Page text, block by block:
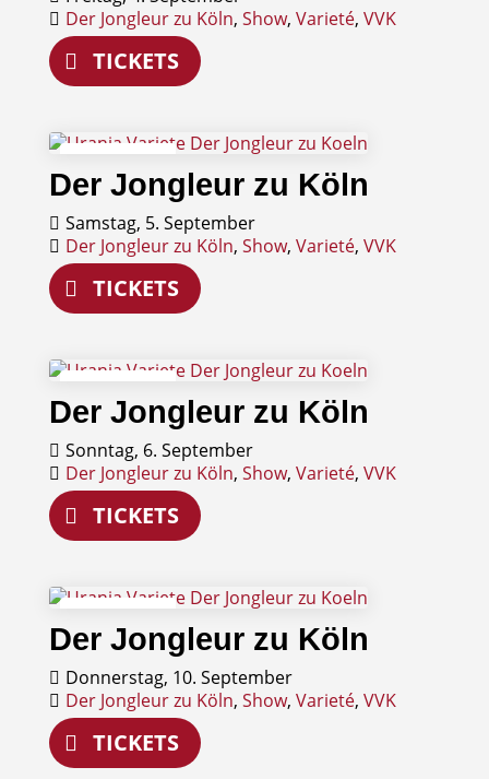
Der Jongleur zu Köln, Show, Varieté, VVK
TICKETS
05
September
Der Jongleur zu Köln
Samstag, 5. September
Der Jongleur zu Köln, Show, Varieté, VVK
TICKETS
06
September
Der Jongleur zu Köln
Sonntag, 6. September
Der Jongleur zu Köln, Show, Varieté, VVK
TICKETS
10
September
Der Jongleur zu Köln
Donnerstag, 10. September
Der Jongleur zu Köln, Show, Varieté, VVK
TICKETS